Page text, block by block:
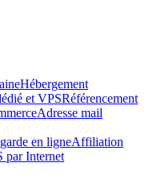
Hébergement
et VPSRéférencement
Adresse mail
en ligneAffiliation
par Internet